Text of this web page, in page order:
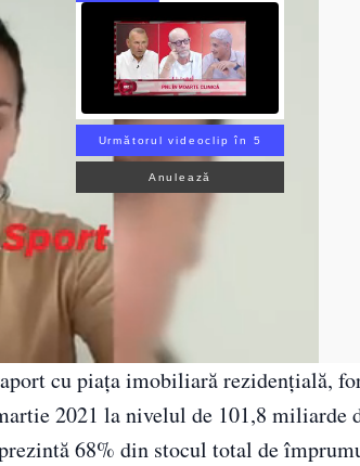
Următorul videoclip în 4
Anulează
cu piaţa imobiliară rezidenţială,
2021 la nivelul de 101,8 miliarde
68% din stocul total de